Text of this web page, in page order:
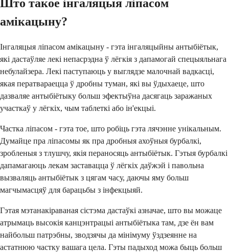
Што такое інгаляцыя ліпасом
амікацыну?
Інгаляцыя ліпасом амікацыну - гэта інгаляцыйны антыбіётык,
які дастаўляе лекі непасрэдна ў лёгкія з дапамогай спецыяльнага
небулайзера. Лекі паступаюць у выглядзе малочнай вадкасці,
якая ператвараецца ў дробны туман, які вы ўдыхаеце, што
дазваляе антыбіётыку больш эфектыўна дасягаць заражаных
участкаў у лёгкіх, чым таблеткі або ін'екцыі.
Частка ліпасом - гэта тое, што робіць гэта лячэнне унікальным.
Думайце пра ліпасомы як пра дробныя ахоўныя бурбалкі,
зробленыя з тлушчу, якія пераносяць антыбіётык. Гэтыя бурбалкі
дапамагаюць лекам заставацца ў лёгкіх даўжэй і павольна
вызваляць антыбіётык з цягам часу, даючы яму больш
магчымасцяў для барацьбы з інфекцыяй.
Гэтая мэтанакіраваная сістэма дастаўкі азначае, што вы можаце
атрымаць высокія канцэнтрацыі антыбіётыка там, дзе ён вам
найбольш патрэбны, зводзячы да мінімуму ўздзеянне на
астатнюю частку вашага цела. Гэты падыход можа быць больш